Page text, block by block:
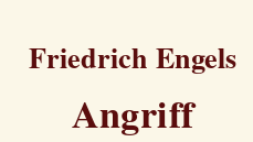
Friedrich Engels
Angriff